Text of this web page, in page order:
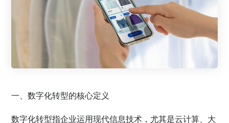
一、数字化转型的核心定义
数字化转型指企业运用现代信息技术，尤其是云计算、大